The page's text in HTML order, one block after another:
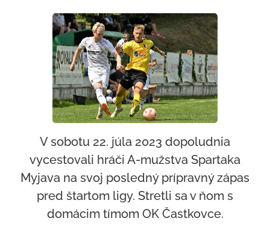
V sobotu 22. júla 2023 dopoludnia
vycestovali hráči A-mužstva Spartaka
Myjava na svoj posledný prípravný zápas
pred štartom ligy. Stretli sa v ňom s
domácim tímom OK Častkovce.